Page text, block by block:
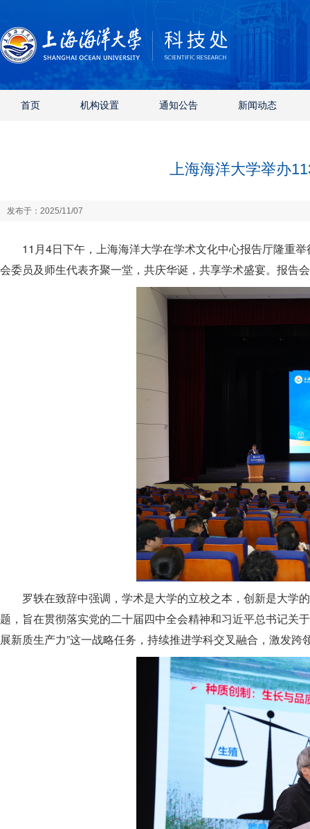
首页 机构设置 通知公告 新闻动态
上海海洋大学举办
发布于：2025/11/07
11月4日下午，上海海洋大学在学术文化中心报告厅隆重
会委员及师生代表齐聚一堂，共庆华诞，共享学术盛宴。报告
罗轶在致辞中强调，学术是大学的立校之本，创新是大学
题，旨在贯彻落实党的二十届四中全会精神和习近平总书记关
展新质生产力”这一战略任务，持续推进学科交叉融合，激发